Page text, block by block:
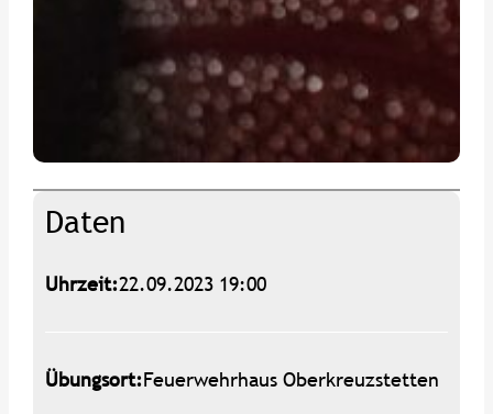
Daten
Uhrzeit:22.09.2023 19:00
Übungsort:Feuerwehrhaus Oberkreuzstetten